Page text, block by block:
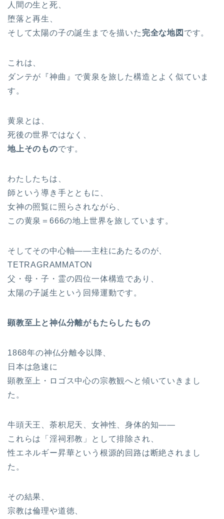
人間の生と死、
堕落と再生、
そして太陽の子の誕生までを描いた 完全な地図 です。
これは、
ダンテが『神曲』で黄泉を旅した構造とよく似ていま
す。
黄泉とは、
死後の世界ではなく、
地上そのものです。
わたしたちは、
師という導き手とともに、
女神の照覧に照らされながら、
この黄泉＝666の地上世界を旅しています。
そしてその中心軸――主柱にあたるのが、
TETRAGRAMMATON
父・母・子・霊の四位一体構造であり、
太陽の子誕生という回帰運動です。
顕教至上と神仏分離がもたらしたもの
1868年の神仏分離令以降、
日本は急速に
顕教至上・ロゴス中心の宗教観へと傾いていきまし
た。
牛頭天王、荼枳尼天、女神性、身体的知――
これらは「淫祠邪教」として排除され、
性エネルギー昇華という根源的回路は断絶されまし
た。
その結果、
宗教は倫理や道徳、